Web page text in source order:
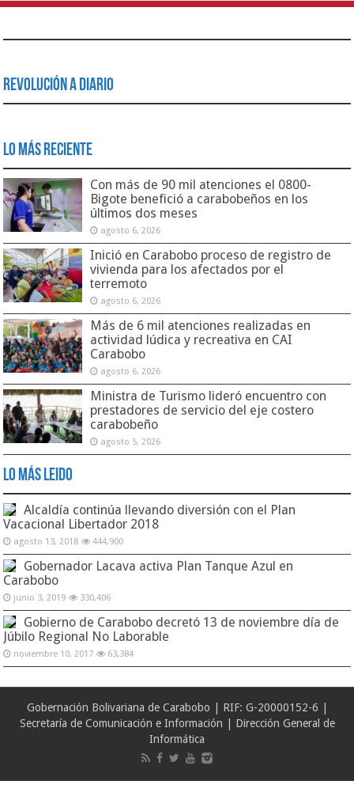
Revolución a Diario
Lo Más Reciente
Con más de 90 mil atenciones el 0800-
Bigote benefició a carabobeños en los
últimos dos meses
agosto 6, 2026
Inició en Carabobo proceso de registro de
vivienda para los afectados por el
terremoto
agosto 6, 2026
Más de 6 mil atenciones realizadas en
actividad lúdica y recreativa en CAI
Carabobo
agosto 6, 2026
Ministra de Turismo lideró encuentro con
prestadores de servicio del eje costero
carabobeño
agosto 5, 2026
Lo Más Leido
Alcaldía continúa llevando diversión con el Plan
Vacacional Libertador 2018
agosto 13, 2018 444,900
Gobernador Lacava activa Plan Tanque Azul en
Carabobo
junio 3, 2019 330,406
Gobierno de Carabobo decretó 13 de noviembre día de
Júbilo Regional No Laborable
noviembre 10, 2017 63,384
Gobernación Bolivariana de Carabobo | RIF: G-20000152-6 |
Secretaría de Comunicación e Información | Dirección General de
Informática